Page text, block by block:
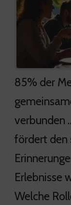
85% der
verbunden
fördert den
Erlebnisse
Welche